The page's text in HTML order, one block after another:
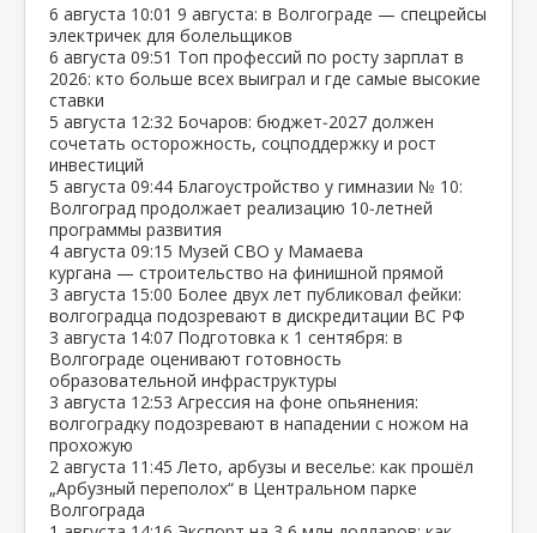
6 августа 10:01 9 августа: в Волгограде — спецрейсы
электричек для болельщиков
6 августа 09:51 Топ профессий по росту зарплат в
2026: кто больше всех выиграл и где самые высокие
ставки
5 августа 12:32 Бочаров: бюджет‑2027 должен
сочетать осторожность, соцподдержку и рост
инвестиций
5 августа 09:44 Благоустройство у гимназии № 10:
Волгоград продолжает реализацию 10‑летней
программы развития
4 августа 09:15 Музей СВО у Мамаева
кургана — строительство на финишной прямой
3 августа 15:00 Более двух лет публиковал фейки:
волгоградца подозревают в дискредитации ВС РФ
3 августа 14:07 Подготовка к 1 сентября: в
Волгограде оценивают готовность
образовательной инфраструктуры
3 августа 12:53 Агрессия на фоне опьянения:
волгоградку подозревают в нападении с ножом на
прохожую
2 августа 11:45 Лето, арбузы и веселье: как прошёл
„Арбузный переполох“ в Центральном парке
Волгограда